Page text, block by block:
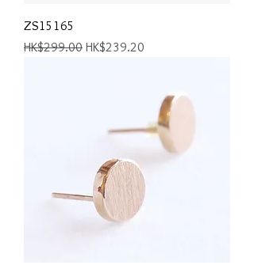
ZS15165
一般價格
HK$299.00 促銷價格
HK$239.20